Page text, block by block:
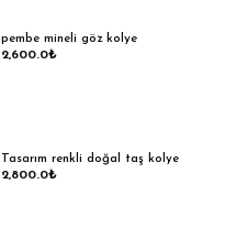
pembe mineli göz kolye
2,600.0₺
Tasarım renkli doğal taş kolye
2,800.0₺